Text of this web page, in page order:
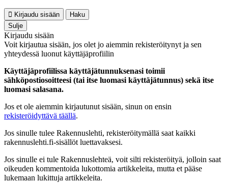
Kirjaudu sisään
Haku
Sulje
Kirjaudu sisään
Voit kirjautua sisään, jos olet jo aiemmin rekisteröitynyt ja sen
yhteydessä luonut käyttäjäprofiilin
Käyttäjäprofiilissa käyttäjätunnuksenasi toimii
sähköpostiosoitteesi (tai itse luomasi käyttäjätunnus) sekä itse
luomasi salasana.
Jos et ole aiemmin kirjautunut sisään, sinun on ensin
rekisteröidyttävä täällä.
Jos sinulle tulee Rakennuslehti, rekisteröitymällä saat kaikki
rakennuslehti.fi-sisällöt luettavaksesi.
Jos sinulle ei tule Rakennuslehteä, voit silti rekisteröityä, jolloin saat
oikeuden kommentoida lukottomia artikkeleita, mutta et pääse
lukemaan lukittuja artikkeleita.